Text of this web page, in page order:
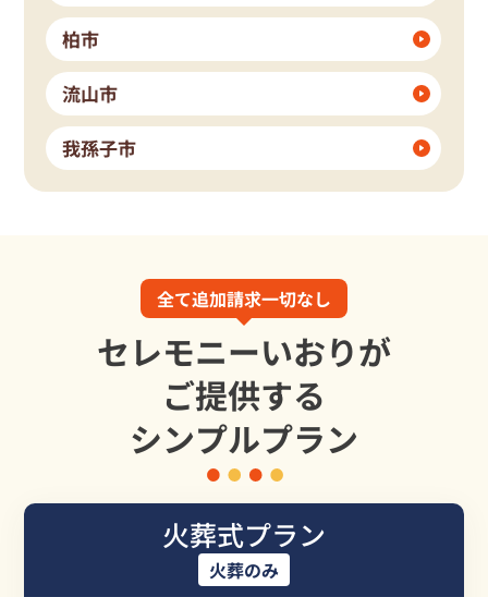
柏市
流山市
我孫子市
全て追加請求一切なし
セレモニーいおりが
ご提供する
シンプルプラン
火葬式プラン
火葬のみ